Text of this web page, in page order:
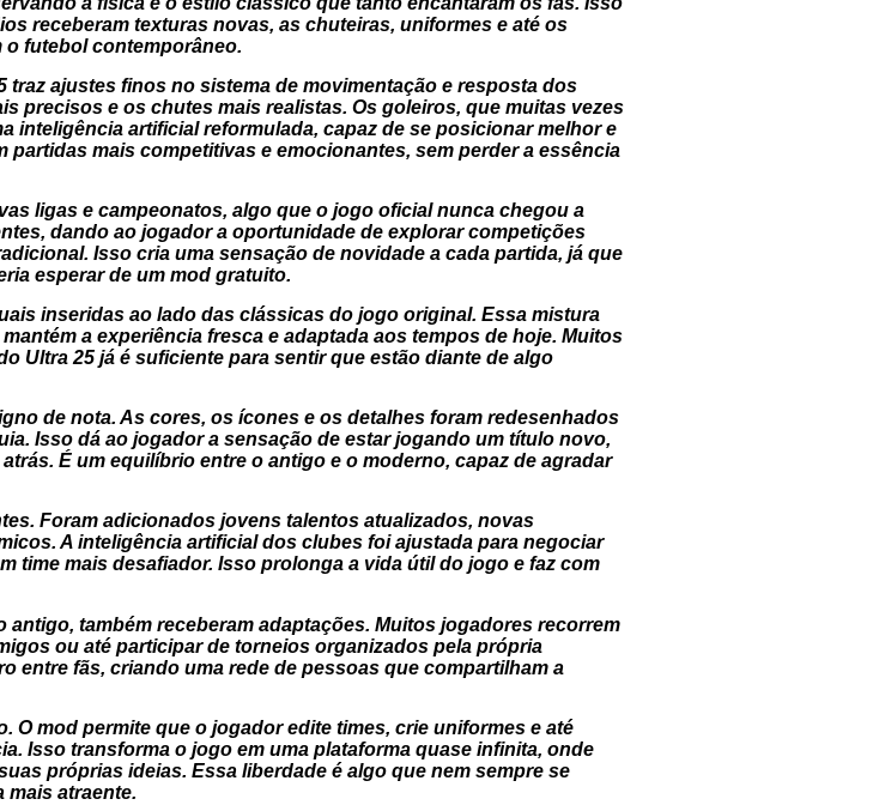
receberam texturas novas, as chuteiras, uniformes e até os
futebol contemporâneo.
ajustes finos no sistema de movimentação e resposta dos
precisos e os chutes mais realistas. Os goleiros, que muitas vezes
inteligência artificial reformulada, capaz de se posicionar melhor e
mais competitivas e emocionantes, sem perder a essência
ligas e campeonatos, algo que o jogo oficial nunca chegou a
dando ao jogador a oportunidade de explorar competições
Isso cria uma sensação de novidade a cada partida, já que
esperar de um mod gratuito.
inseridas ao lado das clássicas do jogo original. Essa mistura
a experiência fresca e adaptada aos tempos de hoje. Muitos
Ultra 25 já é suficiente para sentir que estão diante de algo
de nota. As cores, os ícones e os detalhes foram redesenhados
Isso dá ao jogador a sensação de estar jogando um título novo,
É um equilíbrio entre o antigo e o moderno, capaz de agradar
Foram adicionados jovens talentos atualizados, novas
A inteligência artificial dos clubes foi ajustada para negociar
time mais desafiador. Isso prolonga a vida útil do jogo e faz com
também receberam adaptações. Muitos jogadores recorrem
ou até participar de torneios organizados pela própria
entre fãs, criando uma rede de pessoas que compartilham a
O mod permite que o jogador edite times, crie uniformes e até
Isso transforma o jogo em uma plataforma quase infinita, onde
próprias ideias. Essa liberdade é algo que nem sempre se
mais atraente.